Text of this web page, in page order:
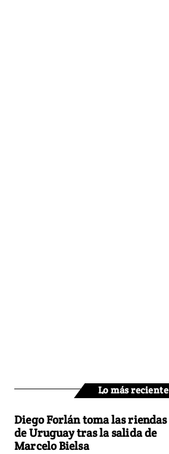
Lo más reciente
Diego Forlán toma las riendas
de Uruguay tras la salida de
Marcelo Bielsa